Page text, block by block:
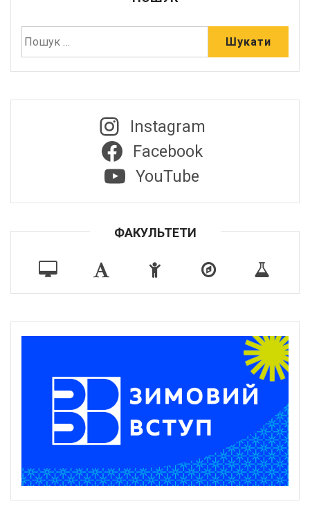
Instagram
Facebook
YouTube
ФАКУЛЬТЕТИ